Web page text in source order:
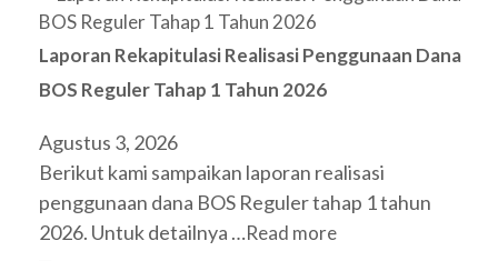
Laporan Rekapitulasi Realisasi Penggunaan Dana
BOS Reguler Tahap 1 Tahun 2026
Agustus 3, 2026
Berikut kami sampaikan laporan realisasi
penggunaan dana BOS Reguler tahap 1 tahun
2026. Untuk detailnya …Read more